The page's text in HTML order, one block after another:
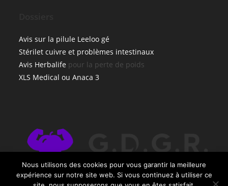
Avis sur la pilule Leeloo gé
Stérilet cuivre et problèmes intestinaux
Avis Herbalife pour la perte de poids
XLS Medical ou Anaca 3
🔥 TOP VENTE
BENMERAD, Anis Mohammed Le Jeûne
Nous utilisons des cookies pour vous garantir la meilleure
expérience sur notre site web. Si vous continuez à utiliser ce